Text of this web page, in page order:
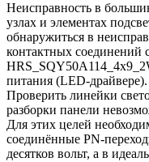
Неисправность в
узлах и элементах
обнаружиться в
контактных соединений
питания (LED-драйвере).
Проверить линейки
разборки панели
Для этих целей
соединённые PN-
десятков вольт, а в